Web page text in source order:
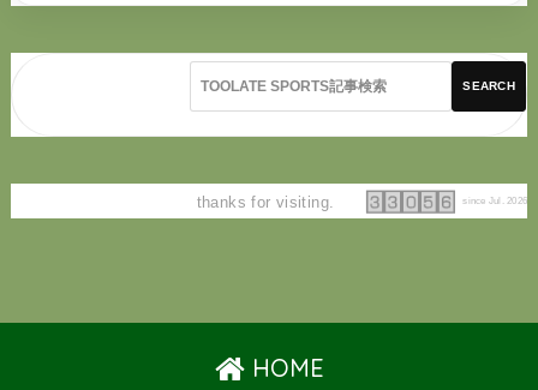
SEARCH
thanks for visiting. since Jul. 2026
HOME